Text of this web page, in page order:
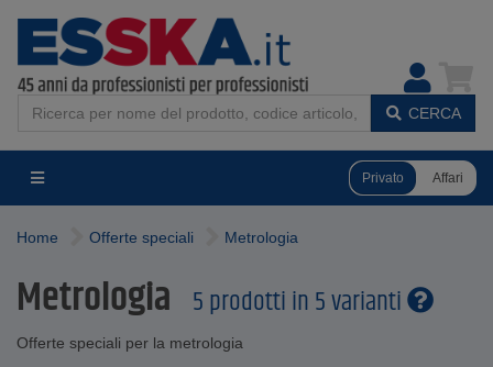
CERCA
Privato Affari
Home Offerte speciali Metrologia
Metrologia 5 prodotti in 5 varianti
Offerte speciali per la metrologia